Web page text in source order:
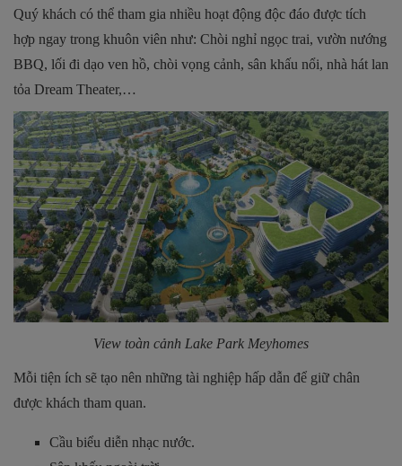
Quý khách có thể tham gia nhiều hoạt động độc đáo được tích
hợp ngay trong khuôn viên như: Chòi nghỉ ngọc trai, vườn nướng
BBQ, lối đi dạo ven hồ, chòi vọng cảnh, sân khấu nổi, nhà hát lan
tỏa Dream Theater,…
View toàn cảnh Lake Park Meyhomes
Mỗi tiện ích sẽ tạo nên những tài nghiệp hấp dẫn để giữ chân
được khách tham quan.
Cầu biểu diễn nhạc nước.